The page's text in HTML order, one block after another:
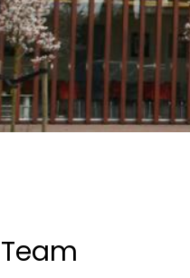
Team